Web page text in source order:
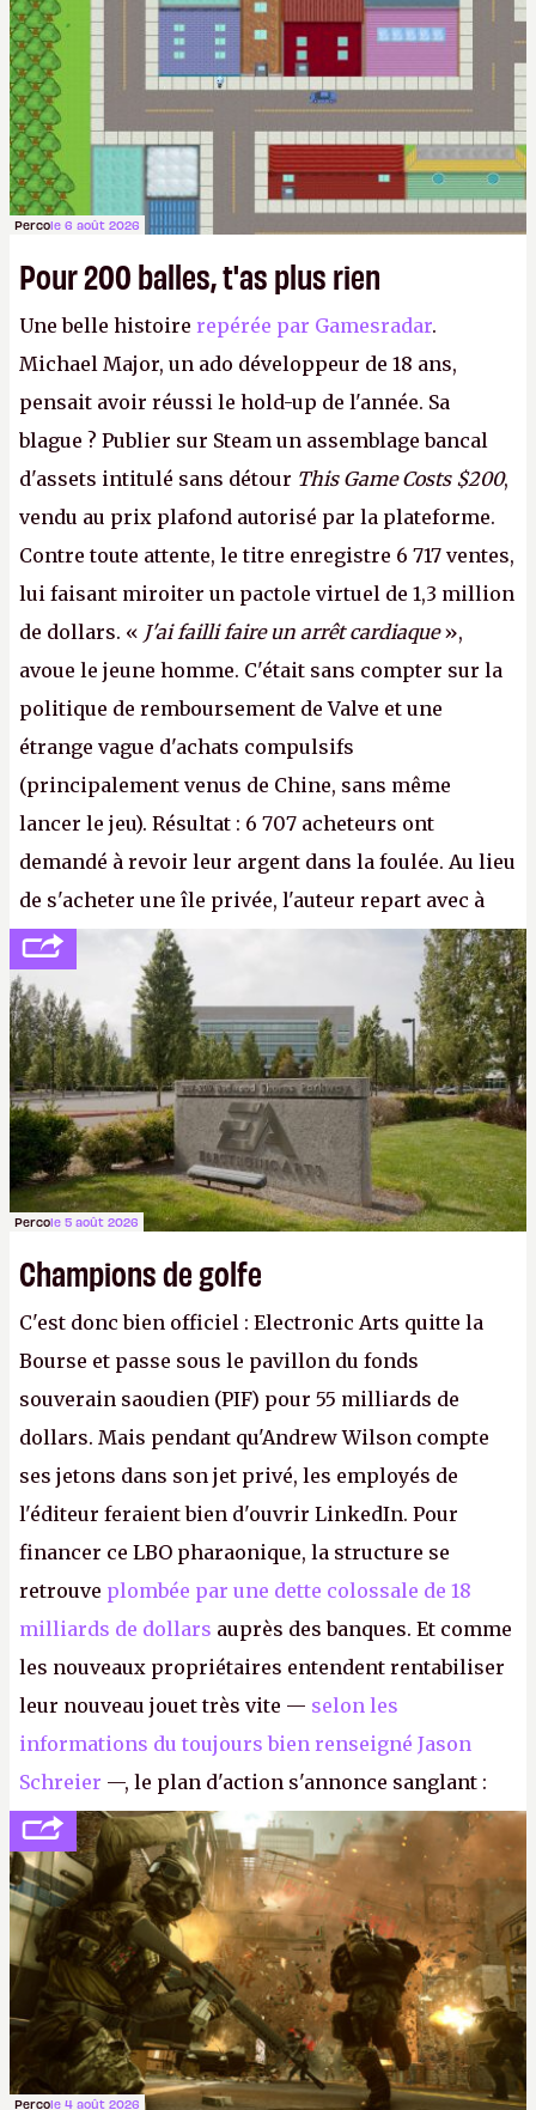
streaming.
LFS
Percole 6 août 2026
Pour 200 balles, t'as plus rien
Une belle histoire repérée par Gamesradar.
Michael Major, un ado développeur de 18 ans,
pensait avoir réussi le hold-up de l'année. Sa
blague ? Publier sur Steam un assemblage bancal
d'assets intitulé sans détour This Game Costs $200,
vendu au prix plafond autorisé par la plateforme.
Contre toute attente, le titre enregistre 6 717 ventes,
lui faisant miroiter un pactole virtuel de 1,3 million
de dollars. « J'ai failli faire un arrêt cardiaque»,
avoue le jeune homme. C'était sans compter sur la
politique de remboursement de Valve et une
étrange vague d'achats compulsifs
(principalement venus de Chine, sans même
lancer le jeu). Résultat : 6 707 acheteurs ont
demandé à revoir leur argent dans la foulée. Au lieu
de s'acheter une île privée, l'auteur repart avec à
peine 2 000 dollars en poche. C'est toujours plus
cher payé que le temps passé à dev, mais ça
apprendra aux petits malins qu'on ne braque pas
Gabe Newell aussi facilement.P.
Percole 5 août 2026
Champions de golfe
C'est donc bien officiel : Electronic Arts quitte la
Bourse et passe sous le pavillon du fonds
souverain saoudien (PIF) pour 55 milliards de
dollars. Mais pendant qu'Andrew Wilson compte
ses jetons dans son jet privé, les employés de
l'éditeur feraient bien d'ouvrir LinkedIn. Pour
financer ce LBO pharaonique, la structure se
retrouve plombée par une dette colossale de 18
milliards de dollars auprès des banques. Et comme
les nouveaux propriétaires entendent rentabiliser
leur nouveau jouet très vite — selon les
informations du toujours bien renseigné Jason
Schreier —, le plan d'action s'annonce sanglant :
réductions de coûts drastiques, fermetures de
studios et licenciements massifs. En gros, essorer
FCetBattlefield, puis virer le reste.P.
Percole 4 août 2026